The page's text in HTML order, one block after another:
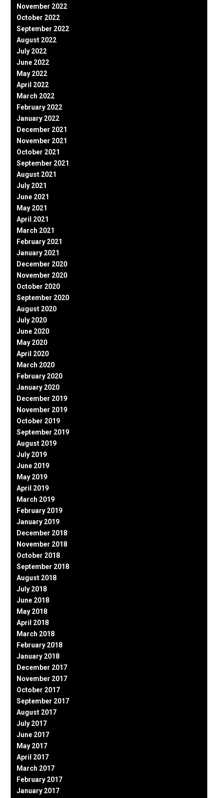
November 2022
October 2022
September 2022
August 2022
July 2022
June 2022
May 2022
April 2022
March 2022
February 2022
January 2022
December 2021
November 2021
October 2021
September 2021
August 2021
July 2021
June 2021
May 2021
April 2021
March 2021
February 2021
January 2021
December 2020
November 2020
October 2020
September 2020
August 2020
July 2020
June 2020
May 2020
April 2020
March 2020
February 2020
January 2020
December 2019
November 2019
October 2019
September 2019
August 2019
July 2019
June 2019
May 2019
April 2019
March 2019
February 2019
January 2019
December 2018
November 2018
October 2018
September 2018
August 2018
July 2018
June 2018
May 2018
April 2018
March 2018
February 2018
January 2018
December 2017
November 2017
October 2017
September 2017
August 2017
July 2017
June 2017
May 2017
April 2017
March 2017
February 2017
January 2017